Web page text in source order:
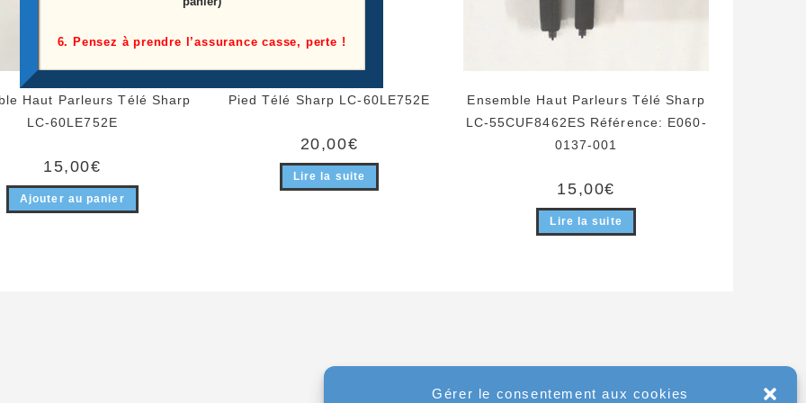
Gérer le consentement aux cookies
Haut Parleurs Télé Sharp
LC-60LE752E
15,00€
Ajouter au panier
Pied Télé Sharp LC-60LE752E
20,00€
Lire la suite
Ensemble Haut Parleurs Télé Sharp
LC-55CUF8462ES Référence: E060-
0137-001
15,00€
Lire la suite
6. Pensez à prendre l’assurance casse, perte !